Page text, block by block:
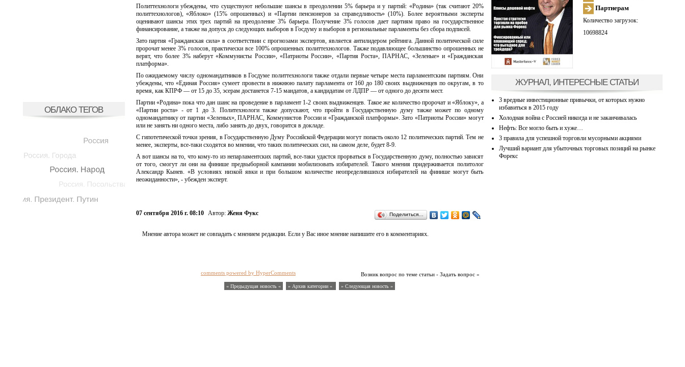
ОБЛАКО ТЕГОВ
Политтехнологи убеждены, что существуют небольшие шансы в преодолении 5% барьера и у партий: «Родина» (так считают 20%
политтехнологов), «Яблоко» (15% опрошенных) и «Партии пенсионеров за справедливость» (10%). Более вероятными эксперты
оценивают шансы этих трех партий на преодоление 3% барьера. Получение 3% голосов дает партиям право на государственное
финансирование, а также на допуск до следующих выборов в Госдуму и выборов в региональные парламенты без сбора подписей.
Зато партия «Гражданская сила» в соответствии с прогнозами экспертов, является антилидером рейтинга. Данной политической силе
пророчат менее 3% голосов, практически все 100% опрошенных политтехнологов. Также подавляющее большинство опрошенных не
верят, что более 3% наберут «Коммунисты России», «Патриоты России», «Партия Роста», ПАРНАС, «Зеленые» и «Гражданская
платформа».
По ожидаемому числу одномандатников в Госдуме политтехнологи также отдали первые четыре места парламентским партиям. Они
убеждены, что «Единая Россия» сумеет провести в нижнюю палату парламента от 160 до 180 своих выдвиженцев по округам, в то
время, как КПРФ — от 15 до 35, эсерам достанется 7-15 мандатов, а кандидатам от ЛДПР — от одного до десяти мест.
Партии «Родина» пока что дан шанс на проведение в парламент 1-2 своих выдвиженцев. Такое же количество пророчат и «Яблоку», а
«Партии роста» - от 1 до 3. Политехнологи также допускают, что пройти в Государственную думу также может по одному
одномандатнику от партии «Зеленых», ПАРНАС, Коммунистов России и «Гражданской платформы». Зато «Патриоты России» могут
или не занять ни одного места, либо занять до двух, говорится в докладе.
С гипотетической точки зрения, в Государственную Думу Российской Федерации могут попасть около 12 политических партий. Тем не
менее, эксперты, все-таки сходятся во мнении, что таких политических сил, на самом деле, будет 8-9.
А вот шансы на то, что кому-то из непарламентских партий, все-таки удастся прорваться в Государственную думу, полностью зависят
от того, смогут ли они на финише предвыборной кампании мобилизовать избирателей. Такого мнения придерживается политолог
Александр Кынев. «В условиях низкой явки и при большом количестве неопределившихся избирателей на финише могут быть
неожиданности», - убежден эксперт.
07 сентября 2016 г. 08:10 Автор: Женя Фукс Поделиться…
Мнение автора может не совпадать с мнением редакции. Если у Вас иное мнение напишите его в комментариях.
Возник вопрос по теме статьи - Задать вопрос »
comments powered by HyperComments
« Предыдущая новость « » Архив категории « » Следующая новость »
Партнерам
Количество загрузок:
10698824
ЖУРНАЛ, ИНТЕРЕСНЫЕ СТАТЬИ
3 вредные инвестиционные привычки, от которых нужно
избавиться в 2015 году
Холодная война с Россией никогда и не заканчивалась
Нефть: Все могло быть и хуже…
3 правила для успешной торговли мусорными акциями
Лучший вариант для убыточных торговых позиций на рынке
Форекс